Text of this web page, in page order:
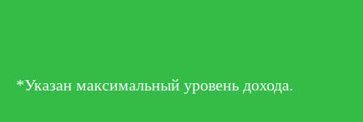
*Указан максимальный уровень дохода.